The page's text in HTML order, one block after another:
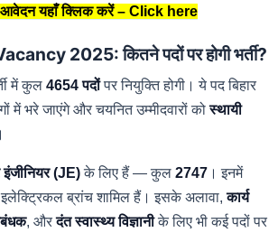
आवेदन यहाँ क्लिक करें – Click here
2025: कितने पदों पर होगी भर्ती?
में कुल 4654 पदोंपर नियुक्ति होगी। ये पद बिहार
में भरे जाएंगे और चयनित उम्मीदवारों कोस्थायी
इंजीनियर (JE)के लिए हैं — कुल 2747 । इनमें
ब्रांच शामिल हैं। इसके अलावा,कार्य
, औरदंत स्वास्थ्य विज्ञानीके लिए भी कई पदों पर